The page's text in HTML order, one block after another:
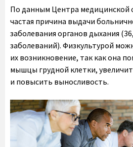
По данным Центра медицинской
частая причина выдачи
заболевания органов дыхания
заболеваний). Физкультурой
их возникновение, так как она
мышцы грудной клетки,
и повысить выносливость.